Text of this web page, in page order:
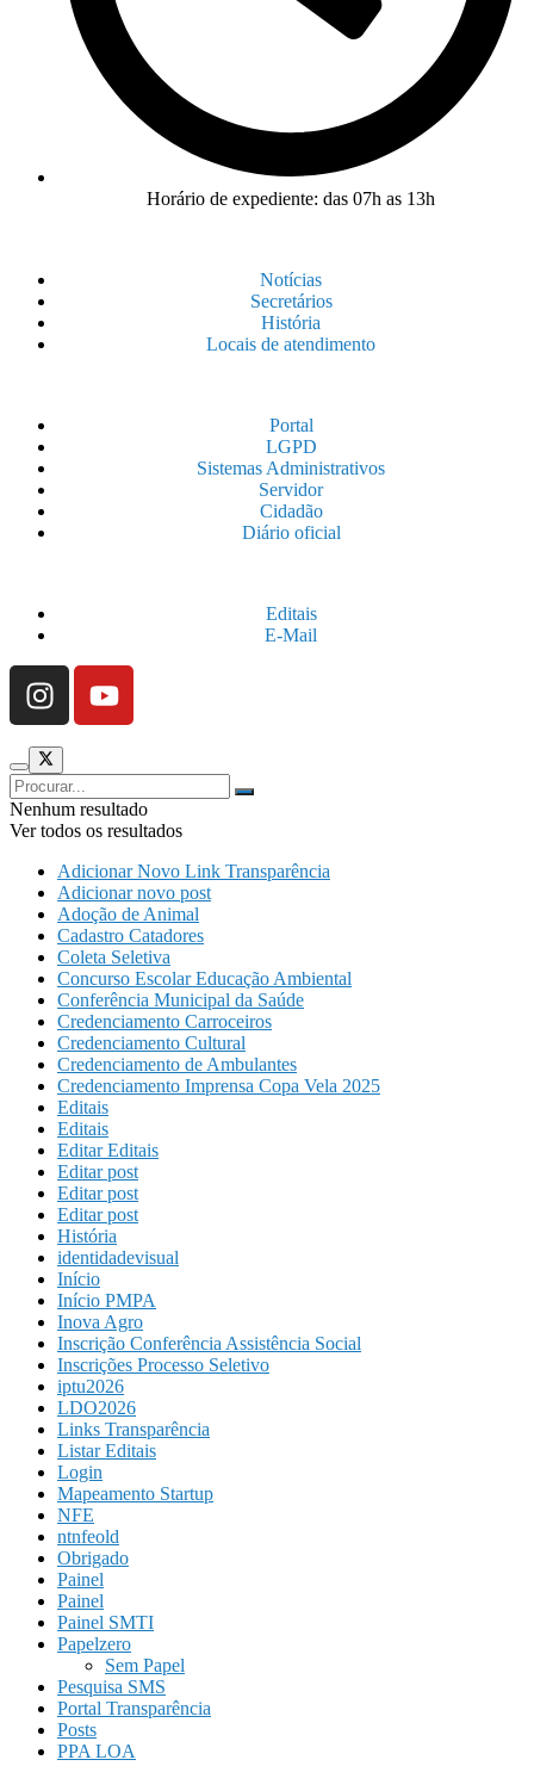
Horário de expediente: das 07h as 13h
Notícias
Secretários
História
Locais de atendimento
Portal
LGPD
Sistemas Administrativos
Servidor
Cidadão
Diário oficial
Editais
E-Mail
Nenhum resultado
Ver todos os resultados
Adicionar Novo Link Transparência
Adicionar novo post
Adoção de Animal
Cadastro Catadores
Coleta Seletiva
Concurso Escolar Educação Ambiental
Conferência Municipal da Saúde
Credenciamento Carroceiros
Credenciamento Cultural
Credenciamento de Ambulantes
Credenciamento Imprensa Copa Vela 2025
Editais
Editais
Editar Editais
Editar post
Editar post
Editar post
História
identidadevisual
Início
Início PMPA
Inova Agro
Inscrição Conferência Assistência Social
Inscrições Processo Seletivo
iptu2026
LDO2026
Links Transparência
Listar Editais
Login
Mapeamento Startup
NFE
ntnfeold
Obrigado
Painel
Painel
Painel SMTI
Papelzero
Sem Papel
Pesquisa SMS
Portal Transparência
Posts
PPA LOA